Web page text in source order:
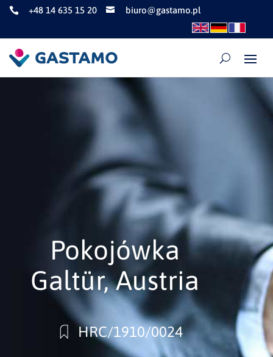
 +48 14 635 15 20  biuro@gastamo.pl
Pokojówka
Galtür, Austria
HRC/1910/0024